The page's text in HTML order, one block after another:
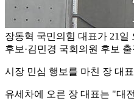
장동혁 국민의힘 대표가 21
후보·김민경 국회의원 후보
시장 민심 행보를 마친 장 대
유세차에 오른 장 대표는 "대